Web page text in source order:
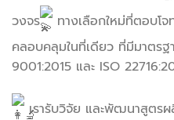
วงจร
ทางเลือกใหม่ที่ตอบโ
คลอบคลุมในที่เดียว ที่มีมาตรฐ
9001:2015 และ ISO
เรารับวิจัย และพัฒนาสูต